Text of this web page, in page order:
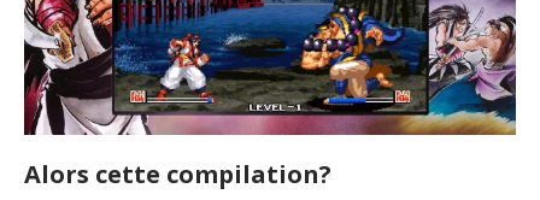
Alors cette compilation?